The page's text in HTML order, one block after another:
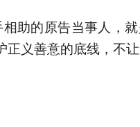
助的原告当事人，
义善意的底线，不